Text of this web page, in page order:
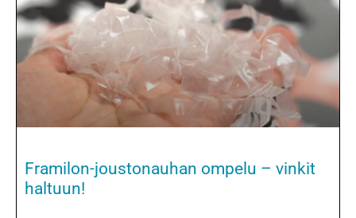
Framilon-joustonauhan ompelu – vinkit
haltuun!